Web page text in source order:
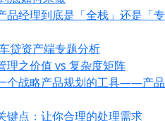
品经理到底是「全栈」还是「专
贷资产端专题分析
理之价值 vs 复杂度矩阵
个战略产品规划的工具——产品
键点：让你合理的处理需求